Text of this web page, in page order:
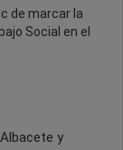
de marcar la
Social en el
y